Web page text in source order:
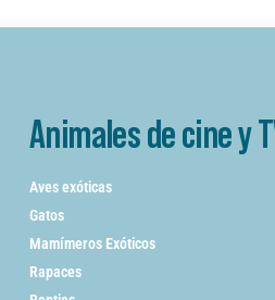
Animales de cine y
Aves exóticas
Gatos
Mamímeros Exóticos
Rapaces